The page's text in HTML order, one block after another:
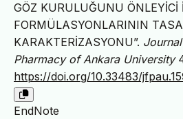
GÖZ KURULUĞUNU
FORMÜLASYONLARININ
KARAKTERİZASYONU”.
Pharmacy of Ankara University
https://doi.org/10.33483/
EndNote